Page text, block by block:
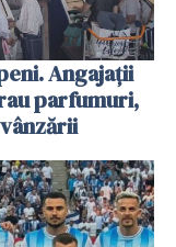
Angajații
parfumuri,